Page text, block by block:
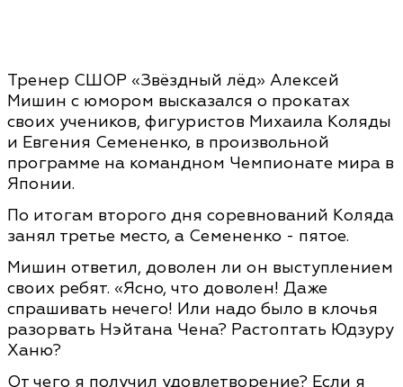
Тренер СШОР «Звёздный лёд» Алексей
Мишин с юмором высказался о прокатах
своих учеников, фигуристов Михаила Коляды
и Евгения Семененко, в произвольной
программе на командном Чемпионате мира в
Японии.
По итогам второго дня соревнований Коляда
занял третье место, а Семененко - пятое.
Мишин ответил, доволен ли он выступлением
своих ребят. «Ясно, что доволен! Даже
спрашивать нечего! Или надо было в клочья
разорвать Нэйтана Чена? Растоптать Юдзуру
Ханю?
От чего я получил удовлетворение? Если я